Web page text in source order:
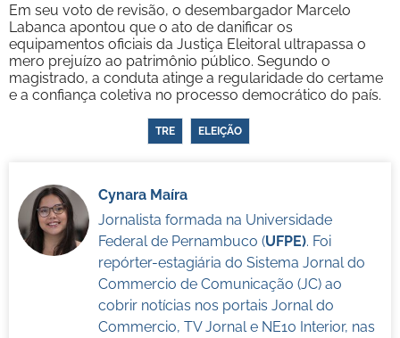
Em seu voto de revisão, o desembargador Marcelo
Labanca apontou que o ato de danificar os
equipamentos oficiais da Justiça Eleitoral ultrapassa o
mero prejuízo ao patrimônio público. Segundo o
magistrado, a conduta atinge a regularidade do certame
e a confiança coletiva no processo democrático do país.
TRE ELEIÇÃO
Cynara Maíra
Jornalista formada na Universidade
Federal de Pernambuco (UFPE). Foi
repórter-estagiária do Sistema Jornal do
Commercio de Comunicação (JC) ao
cobrir notícias nos portais Jornal do
Commercio, TV Jornal e NE10 Interior, nas